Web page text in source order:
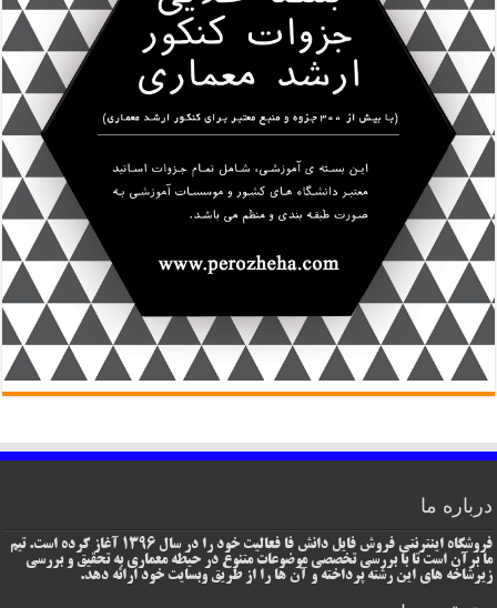
درباره ما
فروشگاه اینترنتی فروش فایل دانش فا فعالیت خود را در سال 1396 آغاز کرده است. تیم
ما برآن است تا با بررسی تخصصی موضوعات متنوع در حیطه معماری به تحقیق و بررسی
زیرشاخه های این رشته پرداخته و آن ها را از طریق وبسایت خود ارائه دهد.